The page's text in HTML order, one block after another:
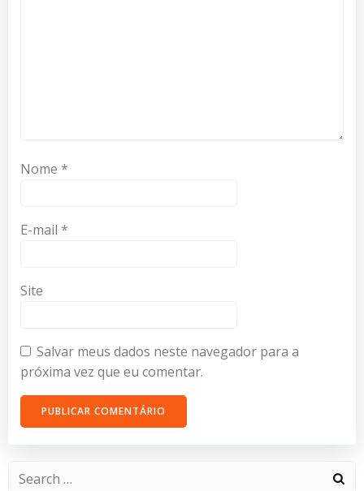
Nome *
E-mail *
Site
Salvar meus dados neste navegador para a
próxima vez que eu comentar.
Search